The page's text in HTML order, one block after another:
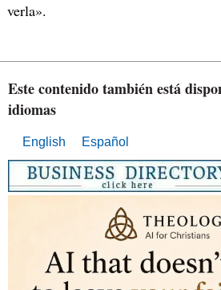
verla».
Este contenido también está
idiomas
English Español